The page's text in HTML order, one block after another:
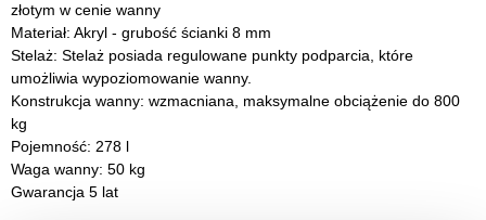
złotym w cenie wanny
Materiał: Akryl - grubość ścianki 8 mm
Stelaż: Stelaż posiada regulowane punkty podparcia, które
umożliwia wypoziomowanie wanny.
Konstrukcja wanny: wzmacniana, maksymalne obciążenie do 800
kg
Pojemność: 278 l
Waga wanny: 50 kg
Gwarancja 5 lat